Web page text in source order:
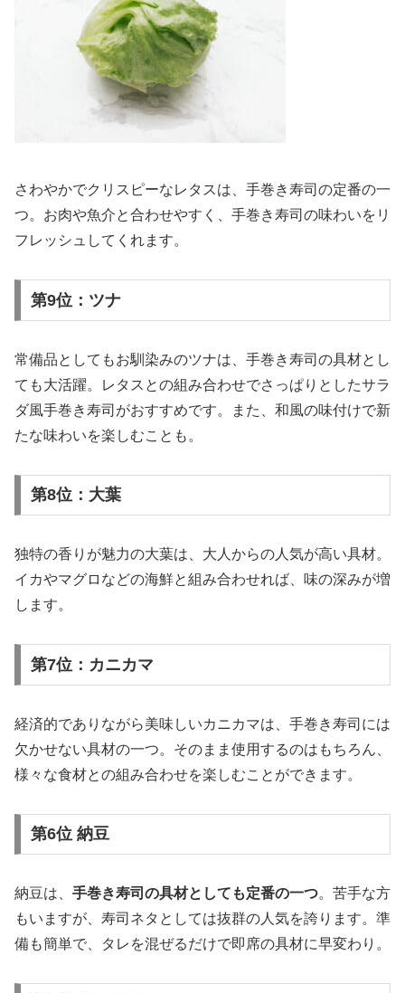
さわやかでクリスピーなレタスは、手巻き寿司の定番の一
つ。お肉や魚介と合わせやすく、手巻き寿司の味わいをリ
フレッシュしてくれます。
第9位：ツナ
常備品としてもお馴染みのツナは、手巻き寿司の具材とし
ても大活躍。レタスとの組み合わせでさっぱりとしたサラ
ダ風手巻き寿司がおすすめです。また、和風の味付けで新
たな味わいを楽しむことも。
第8位：大葉
独特の香りが魅力の大葉は、大人からの人気が高い具材。
イカやマグロなどの海鮮と組み合わせれば、味の深みが増
します。
第7位：カニカマ
経済的でありながら美味しいカニカマは、手巻き寿司には
欠かせない具材の一つ。そのまま使用するのはもちろん、
様々な食材との組み合わせを楽しむことができます。
第6位 納豆
納豆は、 手巻き寿司の具材としても定番の一つ。苦手な方
もいますが、寿司ネタとしては抜群の人気を誇ります。準
備も簡単で、タレを混ぜるだけで即席の具材に早変わり。